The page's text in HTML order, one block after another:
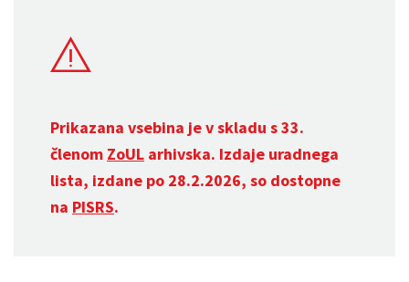
Prikazana vsebina je v skladu s 33.
členom ZoUL arhivska. Izdaje uradnega
lista, izdane po 28.2.2026, so dostopne
na PISRS.